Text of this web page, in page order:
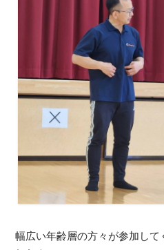
幅広い年齢層の方々が参加して